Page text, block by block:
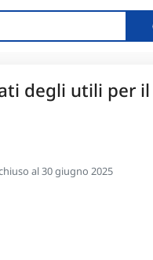
degli utili per il
al 30 giugno 2025